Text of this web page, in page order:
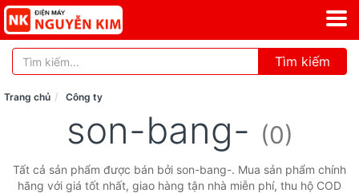
Tìm kiếm
Trang chủ Công ty
son-bang- (0)
Tất cả sản phẩm được bán bởi son-bang-. Mua sản phẩm chính
hãng với giá tốt nhất, giao hàng tận nhà miễn phí, thu hộ COD